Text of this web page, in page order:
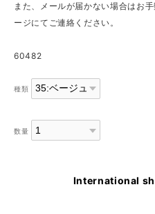
また、メールが届かない場合はお
ージにてご連絡ください。
60482
種類
数量
International